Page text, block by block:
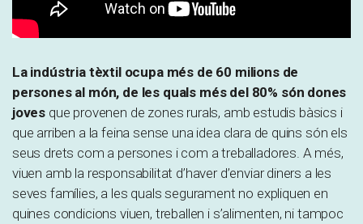
La indústria tèxtil ocupa més de 60 milions de
persones al món, de les quals més del 80% són dones
joves que provenen de zones rurals, amb estudis bàsics i
que arriben a la feina sense una idea clara de quins són els
seus drets com a persones i com a treballadores. A més,
viuen amb la responsabilitat d’haver d’enviar diners a les
seves famílies, a les quals segurament no expliquen en
quines condicions viuen, treballen i s’alimenten, ni tampoc